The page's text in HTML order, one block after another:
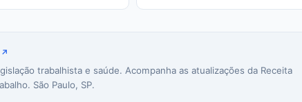
↗
trabalhista e saúde. Acompanha as atualizações da Receita
São Paulo, SP.